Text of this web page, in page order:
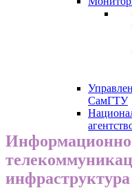
СамГТУ
инфраструктура